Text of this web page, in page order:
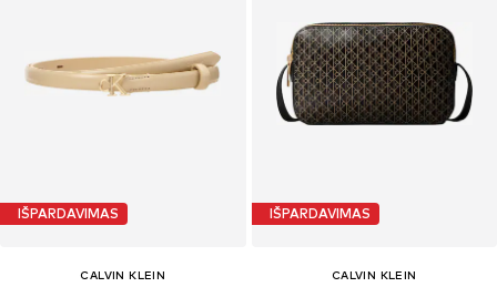
IŠPARDAVIMAS
CALVIN KLEIN
IŠPARDAVIMAS
CALVIN KLEIN